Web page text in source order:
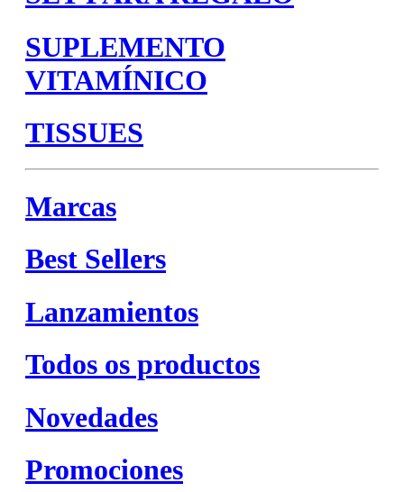
SUPLEMENTO
VITAMÍNICO
TISSUES
Marcas
Best Sellers
Lanzamientos
Todos os productos
Novedades
Promociones